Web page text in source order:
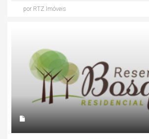
por RTZ Imóveis